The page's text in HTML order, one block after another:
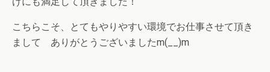
こちらこそ、とてもやりやすい環境でお仕事させて頂き
まして ありがとうございましたm(__)m